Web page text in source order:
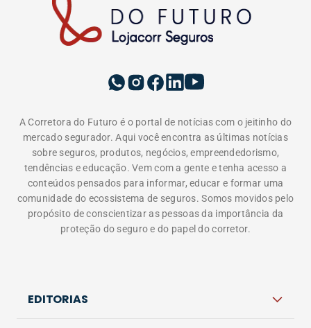
INSTITUCIONAL
Corretora do Futuro © 2026 Todos os direitos
reservados.
Política de privacidadeTermos de UsoFale Conosco